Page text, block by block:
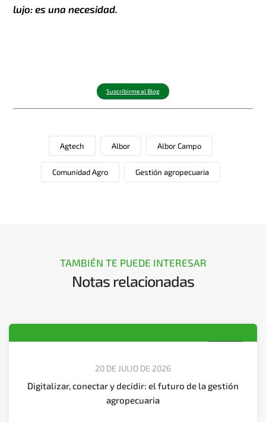
lujo: es una necesidad.
Suscribirme al Blog
Agtech Albor Albor Campo
Comunidad Agro Gestión agropecuaria
TAMBIÉN TE PUEDE INTERESAR
Notas relacionadas
20 DE JULIO DE 2026
Digitalizar, conectar y decidir: el futuro de la gestión
agropecuaria